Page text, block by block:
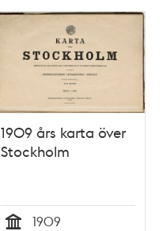
1909 års karta över
Stockholm
1909